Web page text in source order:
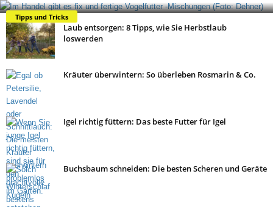
Tipps und Tricks
Laub entsorgen: 8 Tipps, wie Sie Herbstlaub
loswerden
Kräuter überwintern: So überleben Rosmarin & Co.
Igel richtig füttern: Das beste Futter für Igel
Buchsbaum schneiden: Die besten Scheren und Geräte